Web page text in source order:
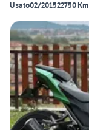
Usato02/201522750 Km